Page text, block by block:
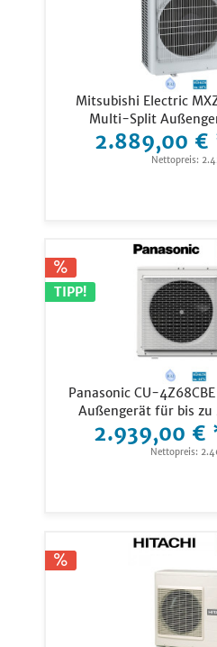
Mitsubishi Electric
Multi-Split
2.889,00 €
Nettopreis:
TIPP!
Panasonic CU-
Außengerät für bis zu
2.939,00 €
Nettopreis: